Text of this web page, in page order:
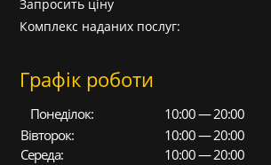
Запросить ціну
Комплекс наданих послуг:
Графік роботи
Понеділок:
10:00 — 20:00
Вівторок:
10:00 — 20:00
Середа:
10:00 — 20:00